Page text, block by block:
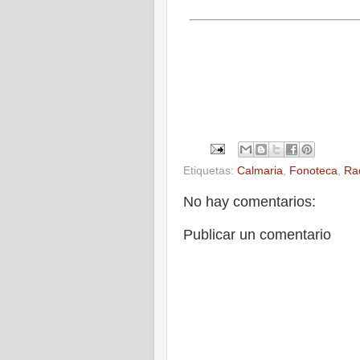
Etiquetas: Calmaria, Fonoteca,
No hay comentarios:
Publicar un comentario